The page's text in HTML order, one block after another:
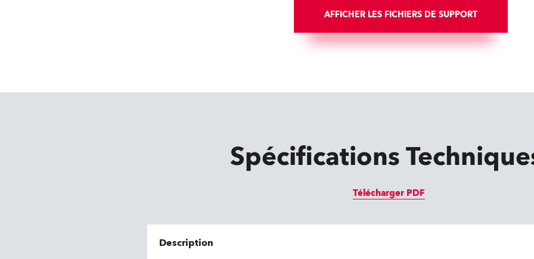
AFFICHER LES FICHIERS DE SUPPORT
Spécifications
Télécharger PDF
Description